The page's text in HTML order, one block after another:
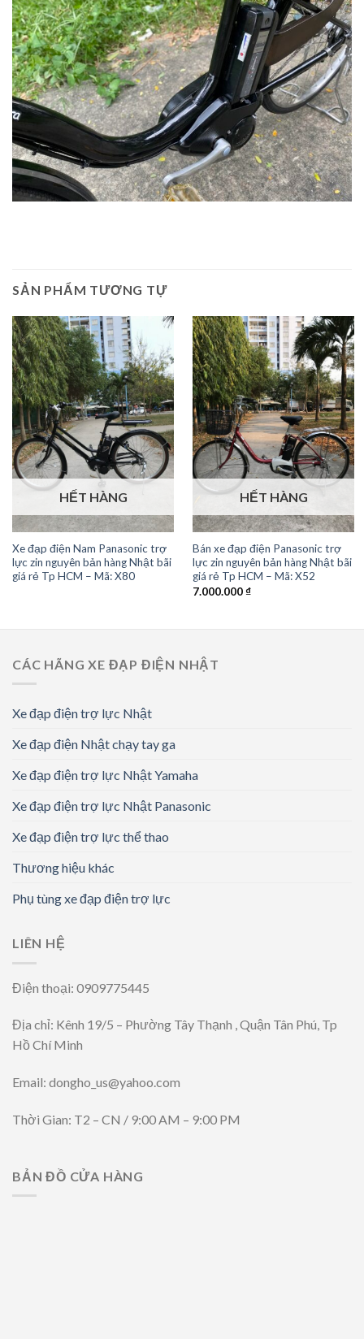
SẢN PHẨM TƯƠNG TỰ
HẾT HÀNG
Xe đạp điện Nam Panasonic trợ
lực zin nguyên bản hàng Nhật bãi
giá rẻ Tp HCM – Mã: X80
HẾT HÀNG
Bán xe đạp điện Panasonic trợ
lực zin nguyên bản hàng Nhật bãi
giá rẻ Tp HCM – Mã: X52
7.000.000₫
CÁC HÃNG XE ĐẠP ĐIỆN NHẬT
Xe đạp điện trợ lực Nhật
Xe đạp điện Nhật chạy tay ga
Xe đạp điện trợ lực Nhật Yamaha
Xe đạp điện trợ lực Nhật Panasonic
Xe đạp điện trợ lực thể thao
Thương hiệu khác
Phụ tùng xe đạp điện trợ lực
LIÊN HỆ
Điện thoại: 0909775445
Địa chỉ: Kênh 19/5 – Phường Tây Thạnh , Quận Tân Phú, Tp
Hồ Chí Minh
Email: dongho_us@yahoo.com
Thời Gian: T2 – CN / 9:00 AM – 9:00 PM
BẢN ĐỒ CỬA HÀNG